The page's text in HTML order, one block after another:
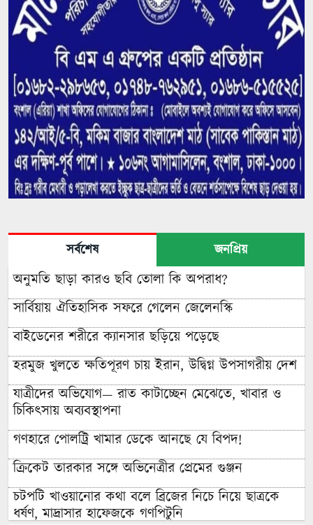
সর্বশেষ জনপ্রিয়
অনুমতি ছাড়া কারও ছবি তোলা কি অপরাধ?
সার্বিয়ায় ঐতিহাসিক সফরে গেলেন জেলেনস্কি
বাইডেনের শরীরে ক্যানসার ছড়িয়ে পড়েছে
হরমুজ খুলতে ক্ষতিপূরণ চায় ইরান, উদ্বিগ্ন উপসাগরীয় দেশ
যাত্রীদের অভিযোগ— রাত কাটাচ্ছেন মেঝেতে, খাবার ও
চিকিৎসায় অব্যবস্থাপনা
গণহারে পোলট্রি খামার ডেকে আনছে যে বিপদ!
ক্রিকেট তারকার সঙ্গে অভিনেত্রীর প্রেমের গুঞ্জন
চটপটি খাওয়ানোর কথা বলে ব্রিজের নিচে নিয়ে ছাত্রকে
ধর্ষণ, মাদ্রাসার হাফেজকে গণপিটুনি